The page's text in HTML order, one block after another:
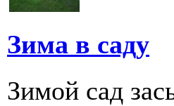
Зима в саду
Зимой сад